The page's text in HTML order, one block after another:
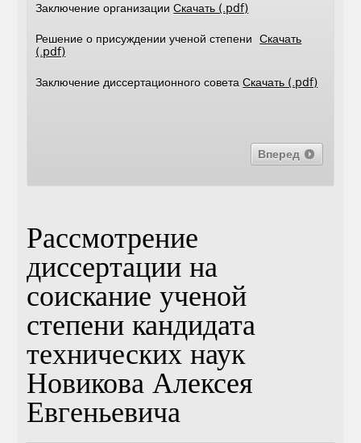
Заключение организацииСкачать (.pdf)
Решение о присуждении ученой степениСкачать
(.pdf)
Заключение диссертационного советаСкачать (.pdf)
Вперед
Рассмотрение
диссертации на
соискание ученой
степени кандидата
технических наук
Новикова Алексея
Евгеньевича